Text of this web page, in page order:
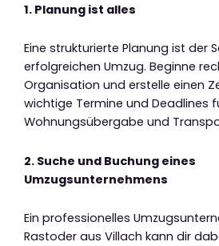
1. Planung ist alles
Eine strukturierte Planung ist der
erfolgreichen Umzug. Beginne
Organisation und erstelle einen
wichtige Termine und Deadlines
Wohnungsübergabe und
2. Suche und Buchung eines
Umzugsunternehmens
Ein professionelles
Rastoder aus Villach kann dir